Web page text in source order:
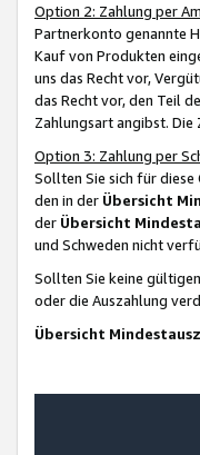
Option 2: Zahlung per
Partnerkonto genannte
Kauf von Produkten
uns das Recht vor,
das Recht vor, den Teil
Zahlungsart angibst. Die
Option 3: Zahlung per
Sollten Sie sich für
den in der Übersicht
der Übersicht
und Schweden nicht
Sollten Sie keine
oder die Auszahlung
Übersicht